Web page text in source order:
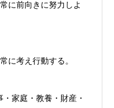
に前向きに努力しよ
に考え行動する。
家庭・教養・財産・